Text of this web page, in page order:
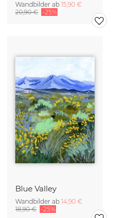
Wandbilder ab 15,90 €
20,90 € -25%
Blue Valley
Wandbilder ab 14,90 €
18,90 € -25%